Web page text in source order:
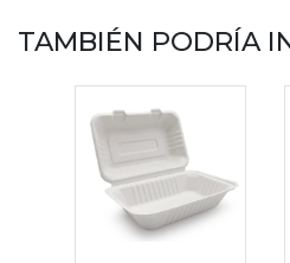
TAMBIÉN PODRÍA